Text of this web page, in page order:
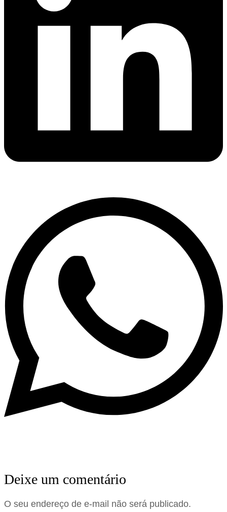
Deixe um comentário
O seu endereço de e-mail não será publicado.